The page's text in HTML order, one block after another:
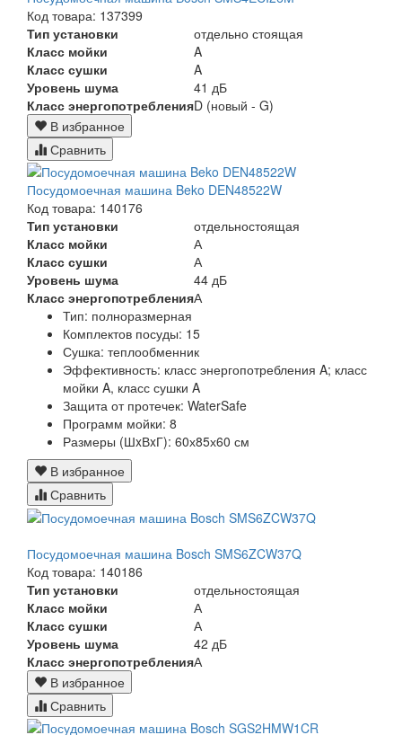
Код товара: 137399
Тип установки
отдельно стоящая
Класс мойки
A
Класс сушки
A
Уровень шума
41 дБ
Класс энергопотребленияD (новый - G)
В избранное
Сравнить
Посудомоечная машина Beko DEN48522W
Код товара: 140176
Тип установки
отдельностоящая
Класс мойки
А
Класс сушки
А
Уровень шума
44 дБ
Класс энергопотребленияА
Тип: полноразмерная
Комплектов посуды: 15
Сушка: теплообменник
Эффективность: класс энергопотребления A; класс
мойки A, класс сушки A
Защита от протечек: WaterSafe
Программ мойки: 8
Размеры (ШxВxГ): 60х85х60 см
В избранное
Сравнить
Посудомоечная машина Bosch SMS6ZCW37Q
Код товара: 140186
Тип установки
отдельностоящая
Класс мойки
А
Класс сушки
А
Уровень шума
42 дБ
Класс энергопотребленияА
В избранное
Сравнить